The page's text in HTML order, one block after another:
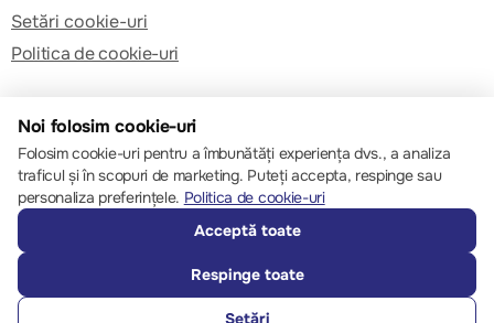
Setări cookie-uri
Politica de cookie-uri
© 2013 – 2026 ECOM
Noi folosim cookie-uri
Folosim cookie-uri pentru a îmbunătăți experiența dvs., a analiza
traficul și în scopuri de marketing. Puteți accepta, respinge sau
personaliza preferințele. Politica de cookie-uri
Acceptă toate
Respinge toate
Setări